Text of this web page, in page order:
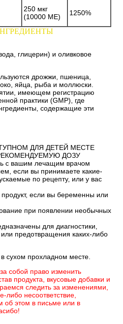
250 мкг
(10000 МЕ)
1250%
глицерин) и оливковое
дрожжи, пшеница,
яйца, рыба и моллюски.
имеющем регистрацию
практики (GMP), где
содержащие эти
ДЛЯ ДЕТЕЙ МЕСТЕ
ДОЗУ
с вашим лечащим врачом
если вы принимаете какие-
по рецепту, или у вас
если вы беременны или
при появлении необычных
для диагностики,
предотвращения каких-либо
сухом прохладном месте.
собой право изменить
продукта, вкусовые добавки и
следить за изменениями,
либо несоответствие,
об этом в письме или в